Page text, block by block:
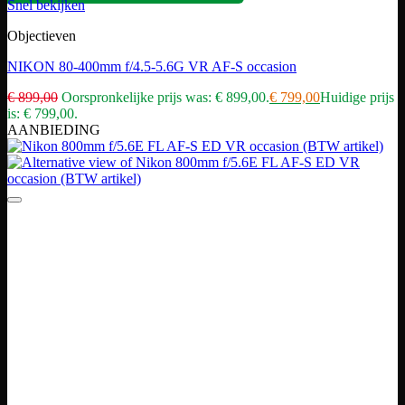
Snel bekijken
Objectieven
NIKON 80-400mm f/4.5-5.6G VR AF-S occasion
€899,00 Oorspronkelijke prijs was: € 899,00.€ 799,00Huidige prijs
is: € 799,00.
AANBIEDING